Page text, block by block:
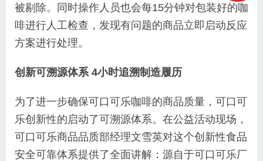
被剔除。同时操作人员也会每15分钟对包装好的咖
啡进行人工检查，发现有问题的商品立即启动反应
方案进行处理。
创新可溯源体系 4小时追溯制造履历
为了进一步确保可口可乐咖啡的商品质量，可口可
乐创新性的启动了可溯源体系。在公益活动现场，
可口可乐商品品质部经理文雪英对这个创新性食品
安全可靠体系提供了全面讲解：源自于可口可乐厂